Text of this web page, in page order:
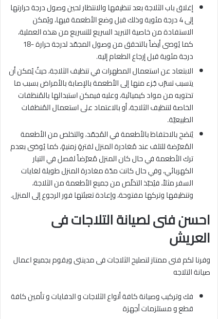
إغلاق باب الثلاجة بعد تنظيفها والانتظار لحين وصول درجة حرارتها
إلى 4 درجة مئوية وذلك قبل وضع الأطعمة فيها، ويُمكن
الاستفادة من خاصية التبريد السريع للتسريع من هذه العملية،
كما يُوصى أيضاً بالتحقق من وصول المجمّد لدرجة حرارة -18
درجة مئوية قبل إرجاع الطعام إليه.
الابتعاد عن استعمال المطهرات في تنظيف الثلاجة، حيثُ يُمكن أن
يتسبب تسرّب جُزء منها إلى الأطعمة بالإصابة بالأمراض بسبب ما
تحتويه من مواد كيميائية، وعليه فيمكن استبدالها بالمُنظفات
الخاصة لتنظيف الثلاجة، أو بالاعتماد على استعمال المُنظفات
الطبيعيّة.
يُنصَح بالاحتفاظ بالأطعمة في المُجمّد، والتخلص من الأطعمة
المُعرّضة للتلف عند مُغادرة المنزل لفترةٍ زمنيةٍ، كما يُوصَى بعدم
ترك الأطعمة في حال كان المنزل مُعرّضاً لفصل في التيار
الكهربائي، وفي حال كانت مدّة مغادرة المنزل طويلة لغايات
السفر مثلاً، فيُحبّذ التخلّص من جميع الأطعمة من الثلاجة،
وتنظيفها وتركها مفتوحة، وإعادة تعبئتها فور الرجوع إلى المنزل.
احسن فنى لصيانة التلاجات فى
العريش
وفرنا لكم فنى ممتاز لتصليح الثلاجات فى مدينتى ويقوم بجميع اعمال
صيانة التلاجه
فك وتركيب وصيانة كافة أنواع الثلاجات و الدفايات و تأمين كافة
قطع و مستلزمات أجهزة